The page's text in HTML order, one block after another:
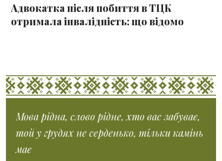
Адвокатка після побиття в ТЦК
отримала інвалідність: що відомо
Мова рідна, слово рідне, хто вас забуває,
той у грудях не серденько, тільки камінь
має